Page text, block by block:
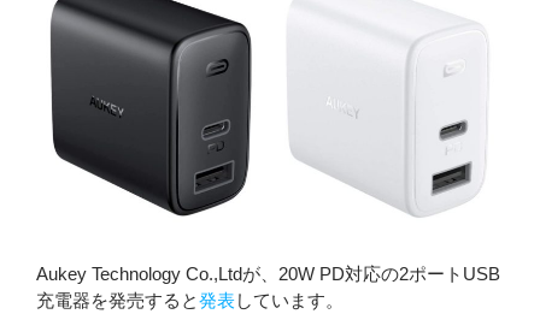
Aukey Technology Co.,Ltdが、20W PD対応の2ポートUSB
充電器を発売すると発表しています。